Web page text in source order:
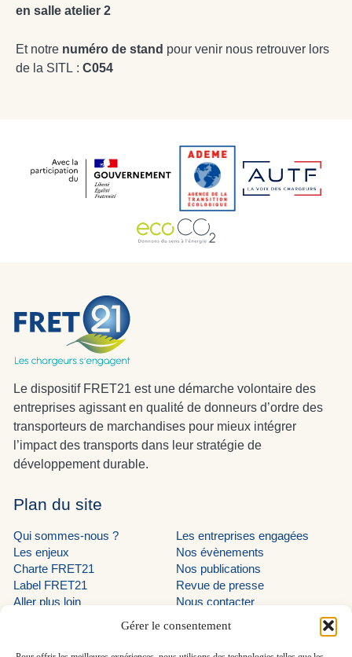
Gérer le consentement
en salle atelier 2
Et notre numéro de stand pour venir nous retrouver lors
de la SITL : C054
Le dispositif FRET21 est une démarche volontaire des
entreprises agissant en qualité de donneurs d’ordre des
transporteurs de marchandises pour mieux intégrer
l’impact des transports dans leur stratégie de
développement durable.
Plan du site
Qui sommes-nous ?
Les enjeux
Charte FRET21
Label FRET21
Aller plus loin
Les entreprises engagées
Nos évènements
Nos publications
Revue de presse
Nous contacter